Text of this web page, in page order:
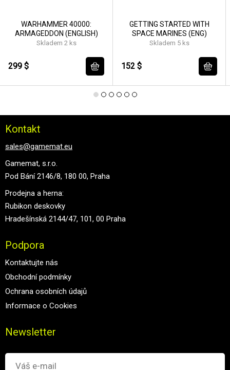
WARHAMMER 40000:
ARMAGEDDON (ENGLISH)
Skladem 2 ks
299 $
GETTING STARTED WITH
SPACE MARINES (ENG)
Skladem 5 ks
152 $
Kontakt
sales@gamemat.eu
Gamemat, s.r.o.
Pod Bání 2146/8, 180 00, Praha
Prodejna a herna:
Rubikon deskovky
Hradešínská 2144/47, 101, 00 Praha
Podpora
Kontaktujte nás
Obchodní podmínky
Ochrana osobních údajů
Informace o Cookies
Newsletter